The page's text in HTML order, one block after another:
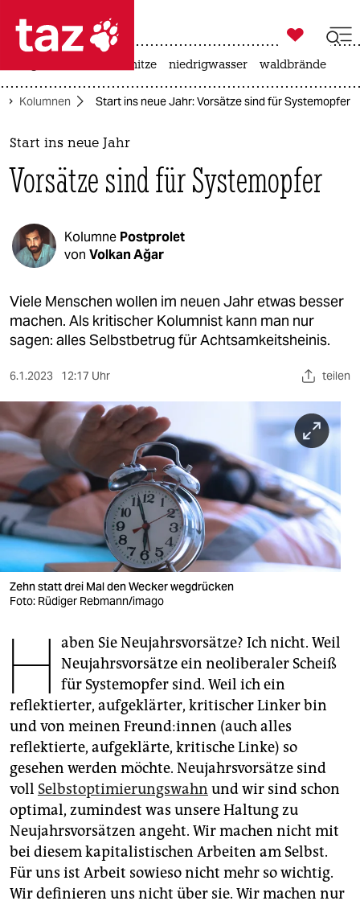
 taz zahl ich
taz zahl ich
themen
politik
öko
gesellschaft
kultur
sport
nord
wahrheit
verlag
verlag
veranstaltungen
shop
fragen & hilfe
abo
genossenschaft
epaper login

taz zahl ich
hitze niedrigwasser waldbrände
Kolumnen Start ins neue Jahr: Vorsätze sind für Systemopfer
Start ins neue Jahr
Vorsätze sind für Systemopfer
Kolumne Postprolet
von Volkan Ağar
Viele Menschen wollen im neuen Jahr etwas besser
machen. Als kritischer Kolumnist kann man nur
sagen: alles Selbstbetrug für Achtsamkeitsheinis.
6.1.2023 12:17 Uhr teilen
Zehn statt drei Mal den Wecker wegdrücken
Foto: Rüdiger Rebmann/imago
H aben Sie Neujahrsvorsätze? Ich nicht. Weil
Neujahrsvorsätze ein neoliberaler Scheiß
für Systemopfer sind. Weil ich ein
reflektierter, aufgeklärter, kritischer Linker bin
und von meinen Freun­d:in­nen (auch alles
reflektierte, aufgeklärte, kritische Linke) so
gesehen werden möchte. Neujahrsvorsätze sind
voll Selbstoptimierungswahn und wir sind schon
optimal, zumindest was unsere Haltung zu
Neujahrsvorsätzen angeht. Wir machen nicht mit
bei diesem kapitalistischen Arbeiten am Selbst.
Für uns ist Arbeit sowieso nicht mehr so wichtig.
Wir definieren uns nicht über sie. Wir machen nur